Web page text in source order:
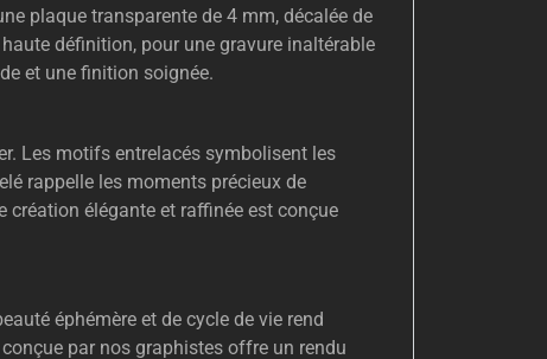
plaque transparente de 4 mm, décalée de
définition, pour une gravure inaltérable
et une finition soignée.
Les motifs entrelacés symbolisent les
rappelle les moments précieux de
création élégante et raffinée est conçue
éphémère et de cycle de vie rend
par nos graphistes offre un rendu